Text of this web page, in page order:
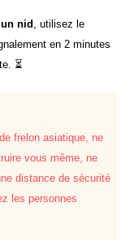
un nid , utilisez le
en 2 minutes
⏳
frelon asiatique, ne
vous même, ne
distance de sécurité
les personnes